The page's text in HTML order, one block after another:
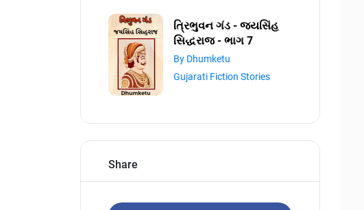
ત્રિભુવન ગંડ - જયસિંહ
સિદ્ધરાજ - ભાગ 7
By Dhumketu
Gujarati Fiction Stories
Share